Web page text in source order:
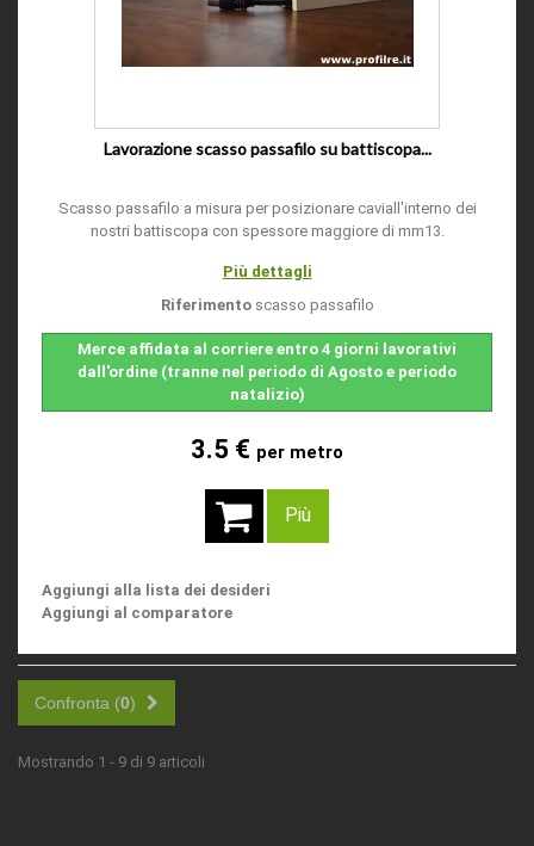
Lavorazione scasso passafilo su battiscopa...
Scasso passafilo a misura per posizionare caviall'interno dei
nostri battiscopa con spessore maggiore di mm13.
Più dettagli
Riferimento scasso passafilo
Merce affidata al corriere entro 4 giorni lavorativi
dall'ordine (tranne nel periodo di Agosto e periodo
natalizio)
3.5 € per metro
Più
Aggiungi alla lista dei desideri
Aggiungi al comparatore
Confronta (0)
Mostrando 1 - 9 di 9 articoli